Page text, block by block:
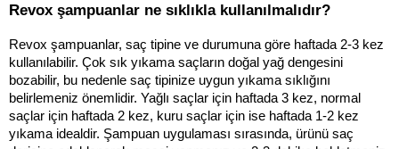
Revox şampuanlar ne sıklıkla kullanılmalıdır?
Revox şampuanlar, saç tipine ve durumuna göre haftada 2-3 kez
kullanılabilir. Çok sık yıkama saçların doğal yağ dengesini
bozabilir, bu nedenle saç tipinize uygun yıkama sıklığını
belirlemeniz önemlidir. Yağlı saçlar için haftada 3 kez, normal
saçlar için haftada 2 kez, kuru saçlar için ise haftada 1-2 kez
yıkama idealdir. Şampuan uygulaması sırasında, ürünü saç